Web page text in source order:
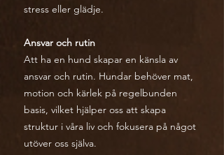
stress eller glädje.
Ansvar och rutin
Att ha en hund skapar en känsla av
ansvar och rutin. Hundar behöver mat,
motion och kärlek på regelbunden
basis, vilket hjälper oss att skapa
struktur i våra liv och fokusera på något
utöver oss själva.